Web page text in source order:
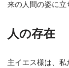
来の人間の姿に立
人の存在
主イエス様は、